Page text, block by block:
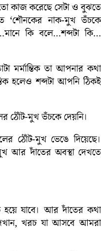
কাজ করেছে সেটা ও বুঝতে
‘শৌনকের নাক-মুখ ভঁচকে
কি বলে…শব্দটা কি…
মর্মান্তিক তা আপনার কথা
হলেও শব্দটা আপনি ঠিকই
ঠোঁট-মুখ ভঁচকে দেয়নি।
ঠোঁট-মুখ ভেঙে দিয়েছে।
আর দাঁতের অবস্থা দেখতে
যাবে। আর দাঁতের কথা
খরচ যা আসবে আমরা